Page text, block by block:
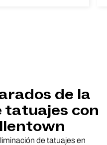
de la
tatuajes con
de tatuajes en